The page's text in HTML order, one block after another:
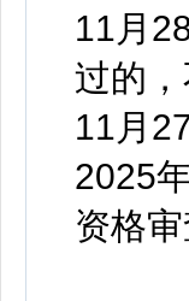
11月
过的
11月
2025
资格